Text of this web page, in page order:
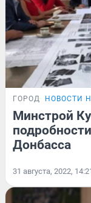
ГОРОД НОВОСТИ
Минстрой
Донбасса
31 августа, 2022,